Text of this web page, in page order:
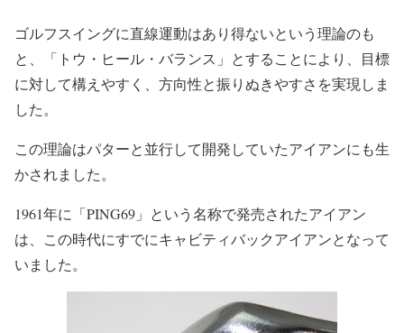
ゴルフスイングに直線運動はあり得ないという理論のも
と、「トウ・ヒール・バランス」とすることにより、目標
に対して構えやすく、方向性と振りぬきやすさを実現しま
した。
この理論はパターと並行して開発していたアイアンにも生
かされました。
1961年に「PING69」という名称で発売されたアイアン
は、この時代にすでにキャビティバックアイアンとなって
いました。